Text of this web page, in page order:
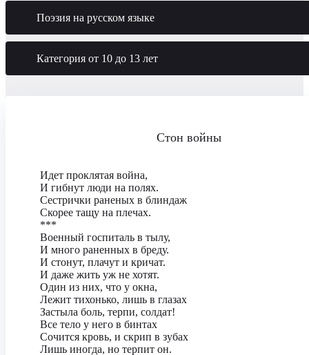
Поэзия на русском языке
Категория от 10 до 13 лет
Стон войны
Идет проклятая война,
И гибнут люди на полях.
Сестрички раненых в блиндаж
Скорее тащу на плечах.
***
Военный госпиталь в тылу,
И много раненных в бреду.
И стонут, плачут и кричат.
И даже жить уж не хотят.
Один из них, что у окна,
Лежит тихонько, лишь в глазах
Застыла боль, терпи, солдат!
Все тело у него в бинтах
Сочится кровь, и скрип в зубах
Лишь иногда, но терпит он.